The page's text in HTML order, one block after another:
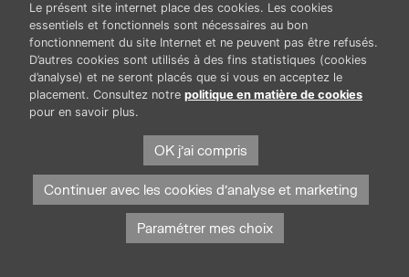
info@ledelta.be
BOUTIQUE
Protection des données et cookies
Mentions légales
Le présent site internet place des cookies. Les cookies
essentiels et fonctionnels sont nécessaires au bon
fonctionnement du site Internet et ne peuvent pas être refusés.
D’autres cookies sont utilisés à des fins statistiques (cookies
d’analyse) et ne seront placés que si vous en acceptez le
placement. Consultez notre politique en matière de cookies
pour en savoir plus.
OK j'ai compris
Continuer avec les cookies d'analyse et marketing
Paramétrer mes choix